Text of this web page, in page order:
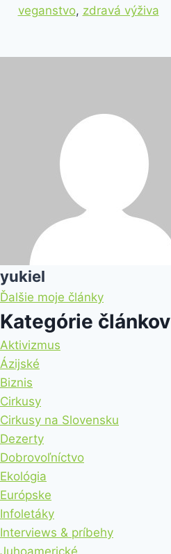
veganstvo, zdravá výživa
yukiel
Ďalšie moje články
Kategórie článkov
Aktivizmus
Ázijské
Biznis
Cirkusy
Cirkusy na Slovensku
Dezerty
Dobrovoľníctvo
Ekológia
Európske
Infoletáky
Interviews & príbehy
Juhoamerické